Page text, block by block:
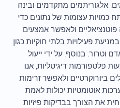
אלגוריתמים מתקדמים ובינה
כמויות עצומות של נתונים כדי
פוטנציאליים ולאפשר אמצעים
במניעת פעילויות בלתי חוקיות כגון
וטרור. בנוסף, על ידי ייעול
פלטפורמות דיגיטליות, אנו
ביורוקרטיים ולאפשר זרימות
אוטומטיות יכולות לאמת
את הצורך בבדיקות פיזיות